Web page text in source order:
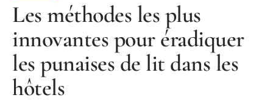
Les méthodes les plus
innovantes pour éradiquer
les punaises de lit dans les
hôtels